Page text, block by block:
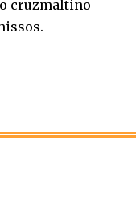
o cruzmaltino